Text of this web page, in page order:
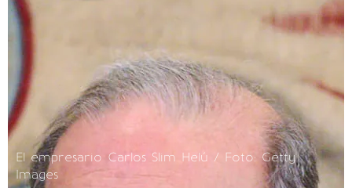
El empresario Carlos Slim Helú / Foto: Getty
Images